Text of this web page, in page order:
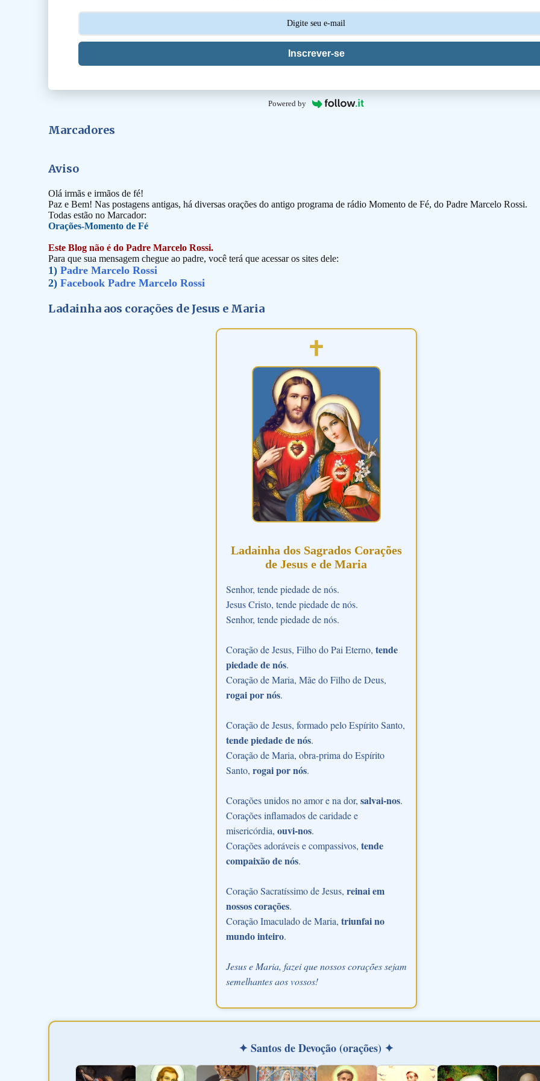
Inscrever-se
Powered by
Marcadores
Aviso
Olá irmãs e irmãos de fé!
Paz e Bem! Nas postagens antigas, há diversas orações do antigo programa de rádio Momento de Fé, do Padre Marcelo Rossi.
Todas estão no Marcador:
Orações-Momento de Fé
Este Blog não é do Padre Marcelo Rossi.
Para que sua mensagem chegue ao padre, você terá que acessar os sites dele:
1) Padre Marcelo Rossi
2) Facebook Padre Marcelo Rossi
Ladainha aos corações de Jesus e Maria
Ladainha dos Sagrados Corações
de Jesus e de Maria
Senhor, tende piedade de nós.
Jesus Cristo, tende piedade de nós.
Senhor, tende piedade de nós.
Coração de Jesus, Filho do Pai Eterno, tende
piedade de nós.
Coração de Maria, Mãe do Filho de Deus,
rogai por nós.
Coração de Jesus, formado pelo Espírito Santo,
tende piedade de nós.
Coração de Maria, obra-prima do Espírito
Santo, rogai por nós.
Corações unidos no amor e na dor, salvai-nos.
Corações inflamados de caridade e
misericórdia, ouvi-nos.
Corações adoráveis e compassivos, tende
compaixão de nós.
Coração Sacratíssimo de Jesus, reinai em
nossos corações.
Coração Imaculado de Maria, triunfai no
mundo inteiro.
Jesus e Maria, fazei que nossos corações sejam
semelhantes aos vossos!
✦ Santos de Devoção (orações) ✦